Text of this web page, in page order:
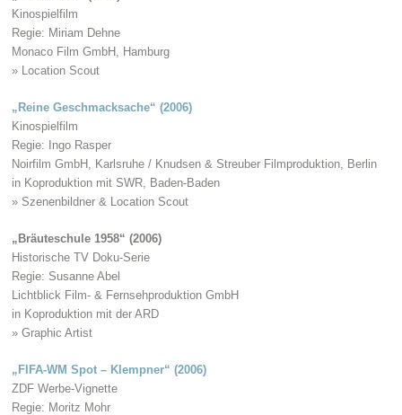
Kinospielfilm
Regie: Miriam Dehne
Monaco Film GmbH, Hamburg
» Location Scout
„Reine Geschmacksache“ (2006)
Kinospielfilm
Regie: Ingo Rasper
Noirfilm GmbH, Karlsruhe / Knudsen & Streuber Filmproduktion, Berlin
in Koproduktion mit SWR, Baden-Baden
» Szenenbildner & Location Scout
„Bräuteschule 1958“ (2006)
Historische TV Doku-Serie
Regie: Susanne Abel
Lichtblick Film- & Fernsehproduktion GmbH
in Koproduktion mit der ARD
» Graphic Artist
„FIFA-WM Spot – Klempner“ (2006)
ZDF Werbe-Vignette
Regie: Moritz Mohr